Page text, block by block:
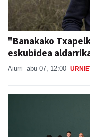
"Banakako
eskubidea
Aiurri abu 07, 12:00